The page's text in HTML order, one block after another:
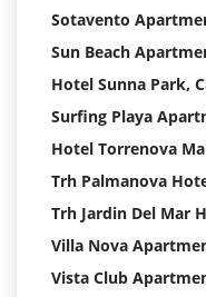
Sotavento
Sun Beach
Hotel Sunna Park,
Surfing Playa
Hotel Torrenova
Trh Palmanova
Trh Jardin Del Mar
Villa Nova
Vista Club